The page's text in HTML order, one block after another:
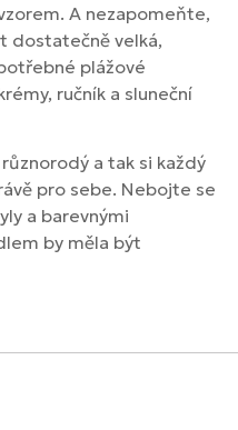
A nezapomeňte,
dostatečně velká,
plážové
ručník a sluneční
a tak si každý
pro sebe. Nebojte se
a barevnými
by měla být